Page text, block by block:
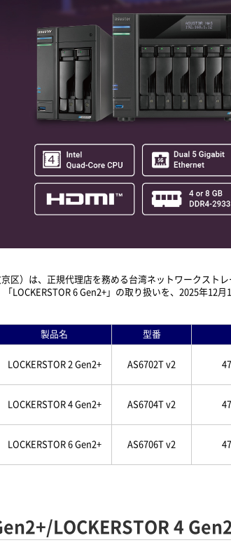
区）は、正規代理店を務める台湾ネットワークスト
「LOCKERSTOR 6 Gen2+」の取り扱いを、2025年12
製品名 型番
LOCKERSTOR 2 Gen2+ AS6702T v2
LOCKERSTOR 4 Gen2+ AS6704T v2
LOCKERSTOR 6 Gen2+ AS6706T v2
LOCKERSTOR 4